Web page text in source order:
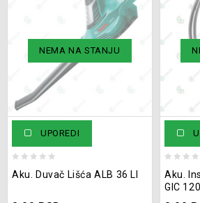
Aparati za zavarivanje (6)
Benzinski I dizel program
Duvači lišća (4)
Fen
Heftalice
Kamere i detektori
NEMA NA STANJU
UPOREDI
out
Aku. Duvač Lišća ALB 36 LI
out
of
Aku.
GIC 120